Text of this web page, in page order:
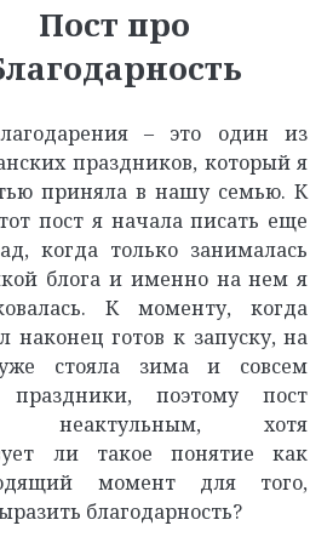
Пост про
– это один из
праздников, который я
приняла в нашу семью. К
пост я начала писать еще
когда только занималась
блога и именно на нем я
К моменту, когда
наконец готов к запуску, на
стояла зима и совсем
праздники, поэтому пост
неактульным, хотя
ли такое понятие как
момент для того,
благодарность?